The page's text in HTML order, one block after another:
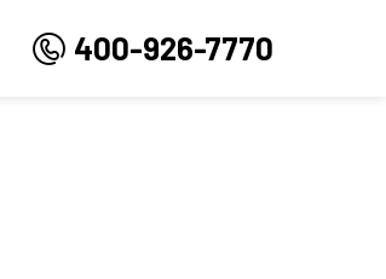
400-926-7770